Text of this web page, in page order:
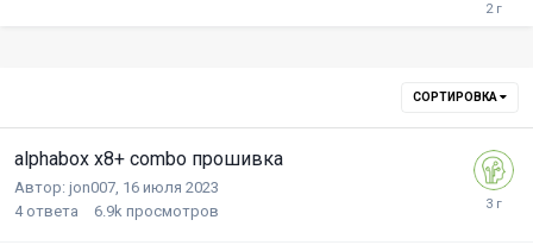
СОРТИРОВКА
alphabox x8+ combo прошивка
Автор: jon007 16 июля 2023
4 ответа 6.9k просмотров